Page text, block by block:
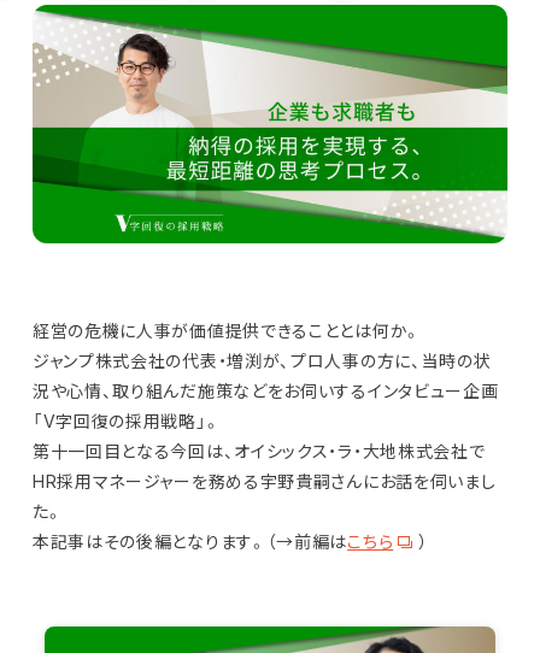
経営の危機に人事が価値提供できることとは何か。
ジャンプ株式会社の代表・増渕が、プロ人事の方に、当時の状
況や心情、取り組んだ施策などをお伺いするインタビュー企画
「V字回復の採用戦略」。
第十一回目となる今回は、オイシックス・ラ・大地株式会社で
HR採用マネージャーを務める宇野貴嗣さんにお話を伺いまし
た。
本記事はその後編となります。（→前編はこちら ）